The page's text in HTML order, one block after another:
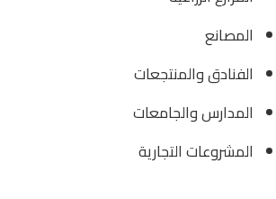
المصانع
الفنادق والمنتجعات
المدارس والجامعات
المشروعات التجارية